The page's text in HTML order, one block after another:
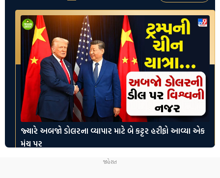
જ્યારે અબજો ડોલરના વ્યાપાર માટે બે કટ્ટર હરીફો આવ્યા એક
મંચ પર